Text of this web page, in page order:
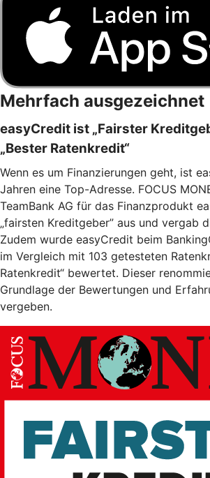
Mehrfach ausgezeichnet
easyCredit ist „Fairster
„Bester Ratenkredit“
Wenn es um Finanzierungen geht, ist
Jahren eine Top-Adresse. FOCUS
TeamBank AG für das Finanzprodukt
„fairsten Kreditgeber” aus und vergab
Zudem wurde easyCredit beim
im Vergleich mit 103 getesteten
Ratenkredit“ bewertet. Dieser
Grundlage der Bewertungen und
vergeben.